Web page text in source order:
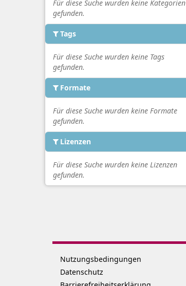
Für diese Suche wurden keine Kategorien
gefunden.
Tags
Für diese Suche wurden keine Tags
gefunden.
Formate
Für diese Suche wurden keine Formate
gefunden.
Lizenzen
Für diese Suche wurden keine Lizenzen
gefunden.
Nutzungsbedingungen
Datenschutz